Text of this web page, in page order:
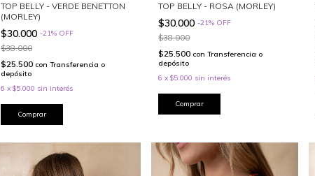
TOP BELLY - VERDE BENETTON
(MORLEY)
$30.000 -21% OFF
$38.000
$25.500 con Transferencia o
depósito
6 x $5.000 sin interés
Comprar
TOP BELLY - ROSA (MORLEY)
$30.000 -21% OFF
$38.000
$25.500 con Transferencia o
depósito
6 x $5.000 sin interés
Comprar